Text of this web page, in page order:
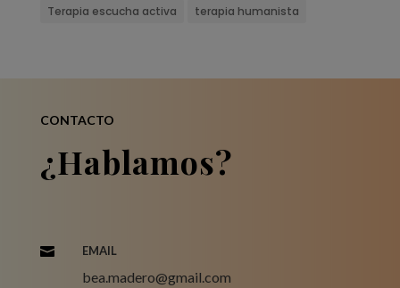
Terapia escucha activa
terapia humanista
CONTACTO
¿Hablamos?
 EMAIL
bea.madero@gmail.com